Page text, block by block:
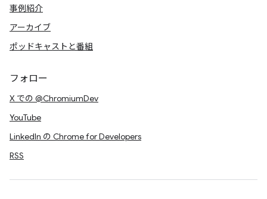
事例紹介
アーカイブ
ポッドキャストと番組
フォロー
X での @ChromiumDev
YouTube
LinkedIn の Chrome for Developers
RSS